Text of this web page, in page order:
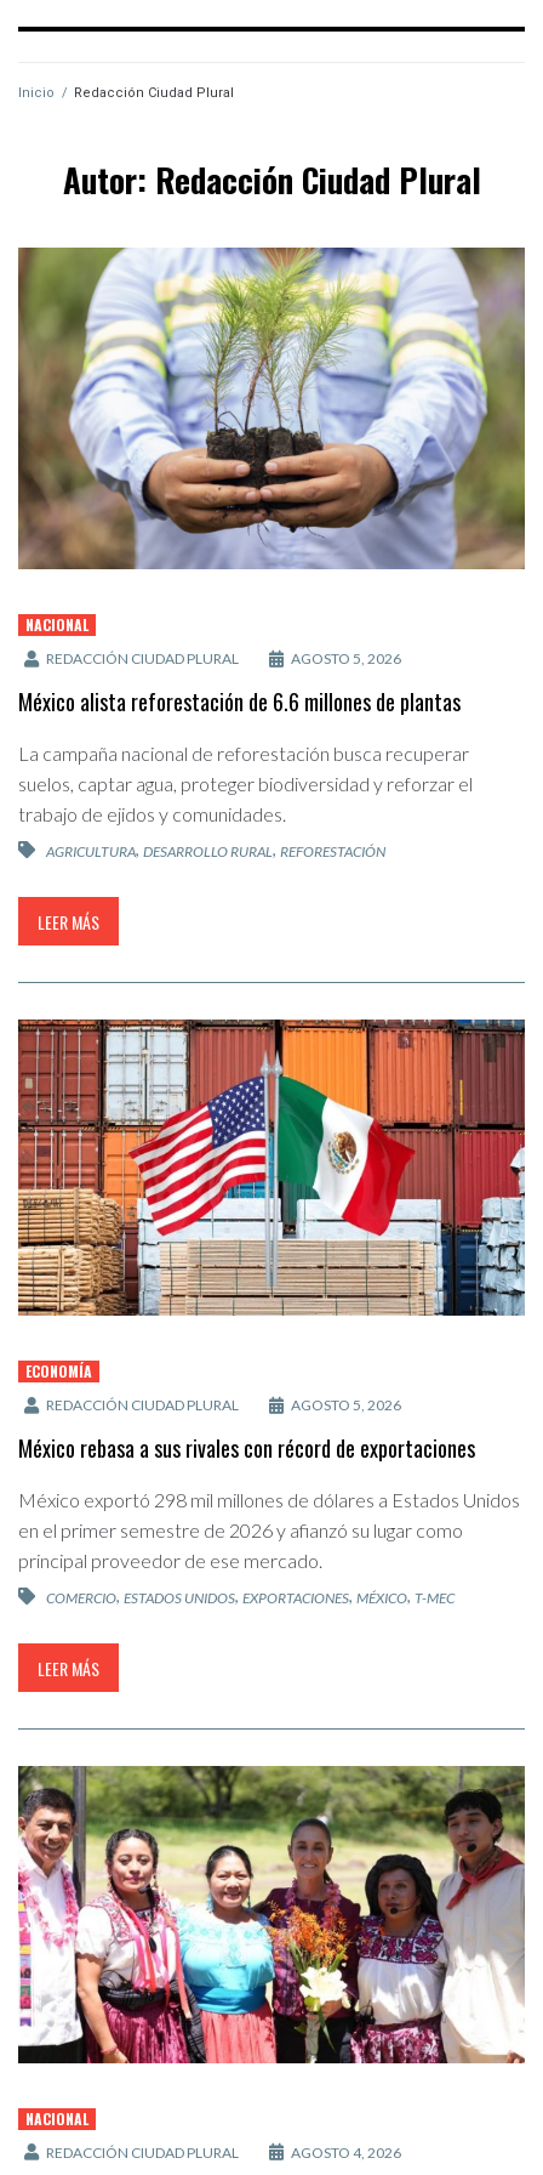
Inicio / Redacción Ciudad Plural
Autor: Redacción Ciudad Plural
NACIONAL
REDACCIÓN CIUDAD PLURAL AGOSTO 5, 2026
México alista reforestación de 6.6 millones de plantas
La campaña nacional de reforestación busca recuperar
suelos, captar agua, proteger biodiversidad y reforzar el
trabajo de ejidos y comunidades.
AGRICULTURA, DESARROLLO RURAL, REFORESTACIÓN
LEER MÁS
ECONOMÍA
REDACCIÓN CIUDAD PLURAL AGOSTO 5, 2026
México rebasa a sus rivales con récord de exportaciones
México exportó 298 mil millones de dólares a Estados Unidos
en el primer semestre de 2026 y afianzó su lugar como
principal proveedor de ese mercado.
COMERCIO, ESTADOS UNIDOS, EXPORTACIONES, MÉXICO, T-MEC
LEER MÁS
NACIONAL
REDACCIÓN CIUDAD PLURAL AGOSTO 4, 2026